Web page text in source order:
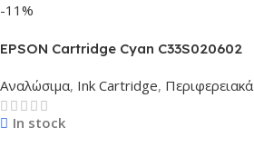
-11%
EPSON Cartridge Cyan C33S020602
Αναλώσιμα, Ink Cartridge, Περιφερειακά
In stock